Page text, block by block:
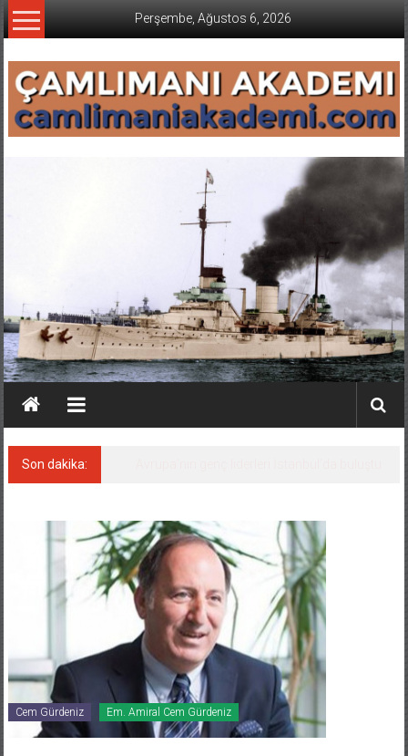
İçeriğe
geç
Perşembe, Ağustos 6, 2026
Son dakika:
Cem Gürdeniz Em. Amiral Cem Gürdeniz